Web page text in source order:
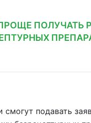
ПОЛУЧАТЬ
смогут подавать